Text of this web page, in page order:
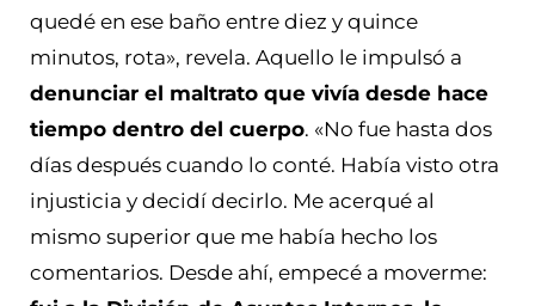
quedé en ese baño entre diez y quince
minutos, rota», revela. Aquello le impulsó a
denunciar el maltrato que vivía desde hace
tiempo dentro del cuerpo. «No fue hasta dos
días después cuando lo conté. Había visto otra
injusticia y decidí decirlo. Me acerqué al
mismo superior que me había hecho los
comentarios. Desde ahí, empecé a moverme: